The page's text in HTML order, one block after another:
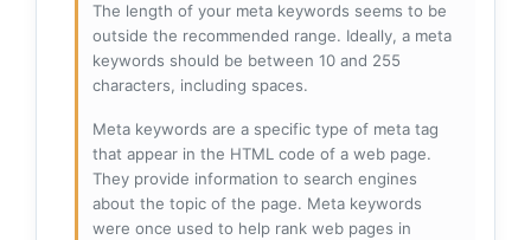
The length of your meta keywords seems to be
outside the recommended range. Ideally, a meta
keywords should be between 10 and 255
characters, including spaces.
Meta keywords are a specific type of meta tag
that appear in the HTML code of a web page.
They provide information to search engines
about the topic of the page. Meta keywords
were once used to help rank web pages in